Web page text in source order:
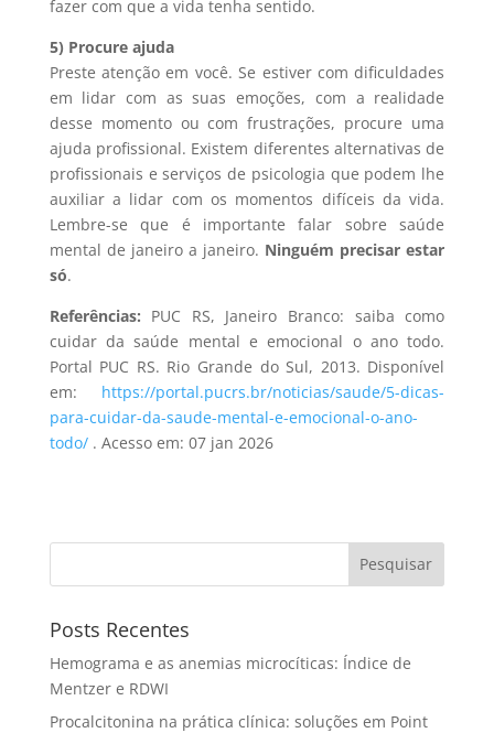
fazer com que a vida tenha sentido.
5) Procure ajuda
Preste atenção em você. Se estiver com dificuldades
em lidar com as suas emoções, com a realidade
desse momento ou com frustrações, procure uma
ajuda profissional. Existem diferentes alternativas de
profissionais e serviços de psicologia que podem lhe
auxiliar a lidar com os momentos difíceis da vida.
Lembre-se que é importante falar sobre saúde
mental de janeiro a janeiro. Ninguém precisar estar
só.
Referências: PUC RS, Janeiro Branco: saiba como
cuidar da saúde mental e emocional o ano todo.
Portal PUC RS. Rio Grande do Sul, 2013. Disponível
em: https://portal.pucrs.br/noticias/saude/5-dicas-
para-cuidar-da-saude-mental-e-emocional-o-ano-
todo/. Acesso em: 07 jan 2026
Pesquisar
Posts Recentes
Hemograma e as anemias microcíticas: Índice de
Mentzer e RDWI
Procalcitonina na prática clínica: soluções em Point